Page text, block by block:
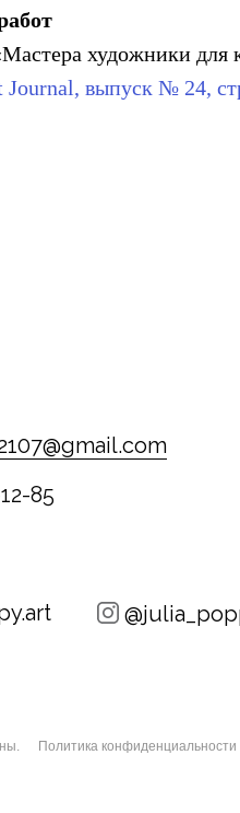
художники для
Journal, выпуск № 24,
85
Политика конфиденциальности